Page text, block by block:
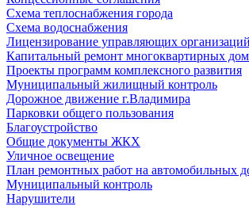
Схема теплоснабжения города
Схема водоснабжения
Лицензирование управляющих организаций
Капитальный ремонт многоквартирных
Проекты программ комплексного развития
Муниципальный жилищный контроль
Дорожное движение г.Владимира
Парковки общего пользования
Благоустройство
Общие документы ЖКХ
Уличное освещение
План ремонтных работ на автомобильных
Муниципальный контроль
Нарушители